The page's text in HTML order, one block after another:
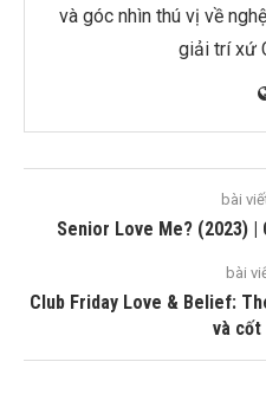
và góc nhìn thú vị về
giải trí xứ
bài
Senior Love Me? (2023) |
bài
Club Friday Love & Belief:
và cốt